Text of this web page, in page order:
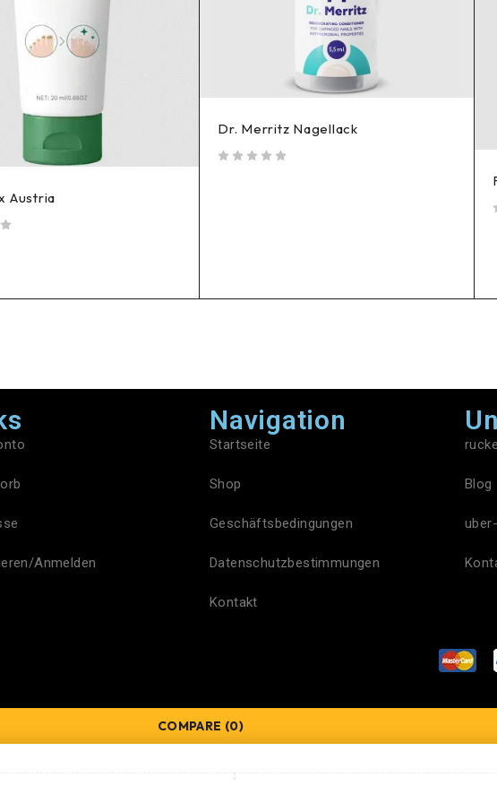
Austria
Dr. Merritz Nagellack
Anmelden
Navigation
Startseite
Shop
Geschäftsbedingungen
Datenschutzbestimmungen
Kontakt
Blog
COMPARE (0)